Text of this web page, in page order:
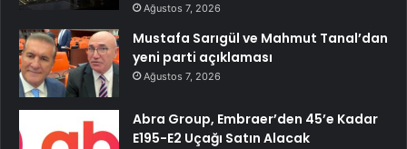
Ağustos 7, 2026
Mustafa Sarıgül ve Mahmut Tanal’dan
yeni parti açıklaması
Ağustos 7, 2026
Abra Group, Embraer’den 45’e Kadar
E195-E2 Uçağı Satın Alacak